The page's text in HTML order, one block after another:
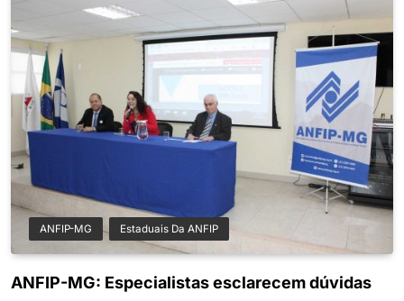
ANFIP-MG Estaduais Da ANFIP
ANFIP-MG: Especialistas esclarecem dúvidas